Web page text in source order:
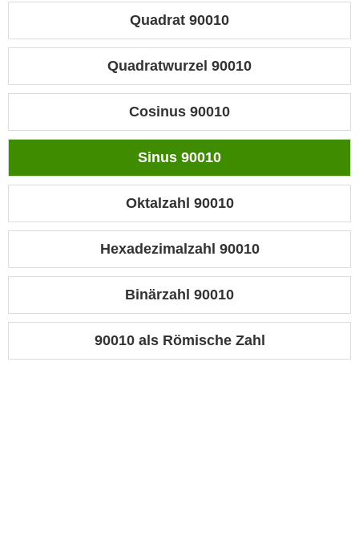
Quadrat 90010
Quadratwurzel 90010
Cosinus 90010
Sinus 90010
Oktalzahl 90010
Hexadezimalzahl 90010
Binärzahl 90010
90010 als Römische Zahl